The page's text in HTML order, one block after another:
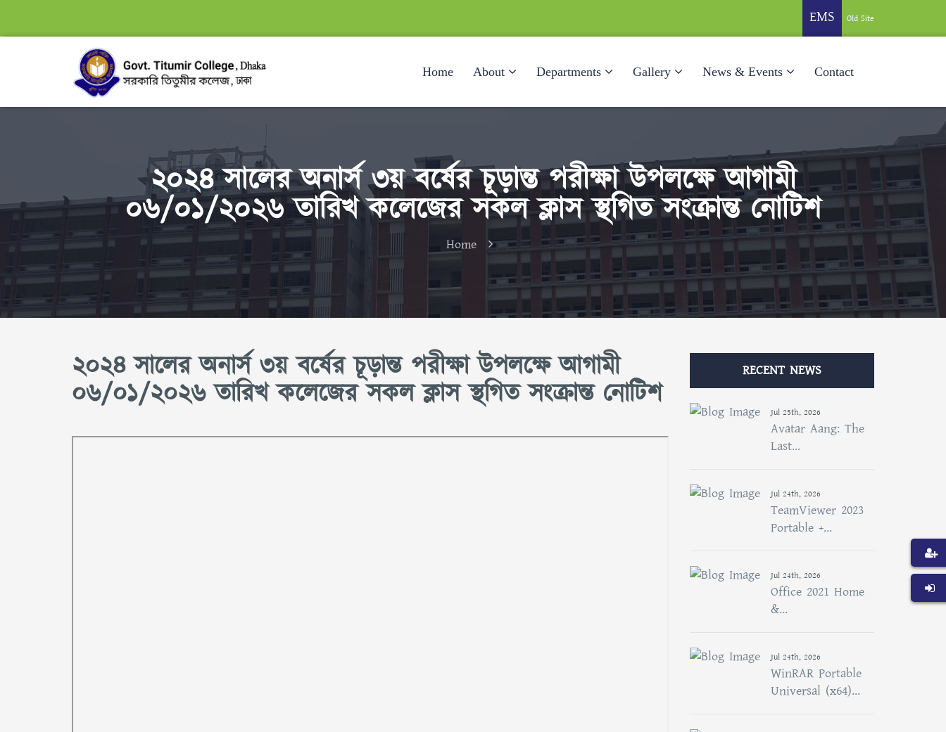
EMS Old Site
Home About Departments Gallery News & Events Contact
২০২৪ সালের অনার্স ৩য় বর্ষের চূড়ান্ত পরীক্ষা উপলক্ষে আগামী
০৬/০১/২০২৬ তারিখ কলেজের সকল ক্লাস স্থগিত সংক্রান্ত নোটিশ
Home
২০২৪ সালের অনার্স ৩য় বর্ষের চূড়ান্ত পরীক্ষা উপলক্ষে আগামী
০৬/০১/২০২৬ তারিখ কলেজের সকল ক্লাস স্থগিত সংক্রান্ত নোটিশ
RECENT NEWS
Jul 25th, 2026
Avatar Aang: The
Last...
Jul 24th, 2026
TeamViewer 2023
Portable +...
Jul 24th, 2026
Office 2021 Home
&...
Jul 24th, 2026
WinRAR Portable
Universal (x64)...